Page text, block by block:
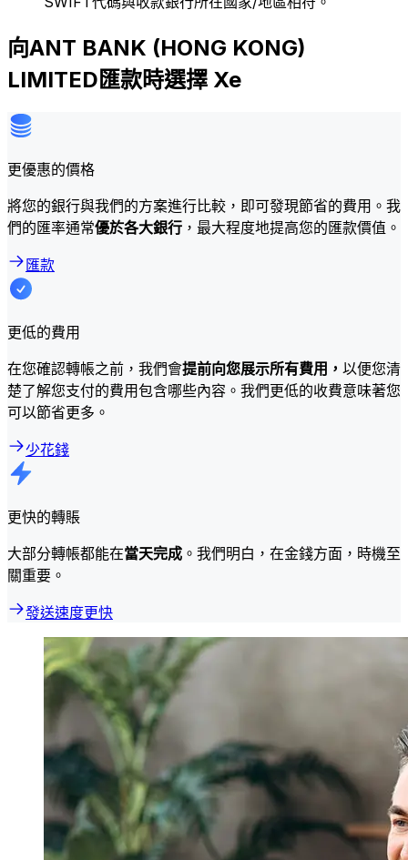
向ANT BANK (HONG KONG)
LIMITED匯款時選擇 Xe
更優惠的價格
將您的銀行與我們的方案進行比較，即可發現節省的費用。我
們的匯率通常優於各大銀行 ，最大程度地提高您的匯款價值。
匯款
更低的費用
在您確認轉帳之前，我們會提前向您展示所有費用， 以便您清
楚了解您支付的費用包含哪些內容。我們更低的收費意味著您
可以節省更多。
少花錢
更快的轉賬
大部分轉帳都能在當天完成 。我們明白，在金錢方面，時機至
關重要。
發送速度更快